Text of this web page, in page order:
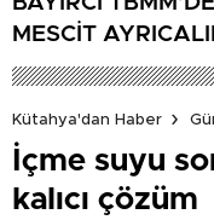
MESCİT
Kütahya'dan Haber
İçme suyu
kalıcı çözüm